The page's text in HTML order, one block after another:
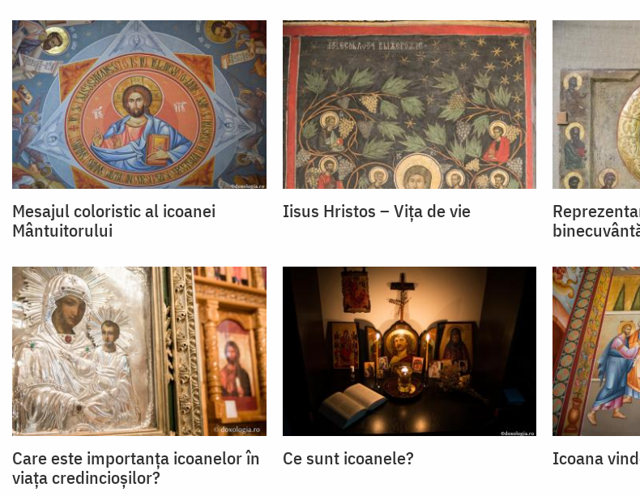
Mesajul coloristic al icoanei
Mântuitorului
Iisus Hristos – Vița de vie
Care este importanța icoanelor în
viața credincioșilor?
Ce sunt icoanele? Icoana